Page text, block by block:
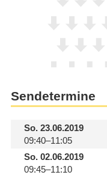
Sendetermine
So.23.06.2019
09:40–11:05
So.02.06.2019
09:45–11:10